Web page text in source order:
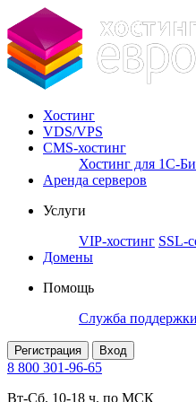
Хостинг
VDS/VPS
CMS-хостинг
Хостинг для 1С-
Аренда серверов
Услуги
VIP-хостинг SSL-
Домены
Помощь
Служба поддержки
Регистрация Вход
8 800 301-96-65
Вт-Сб. 10-18 ч. по МСК